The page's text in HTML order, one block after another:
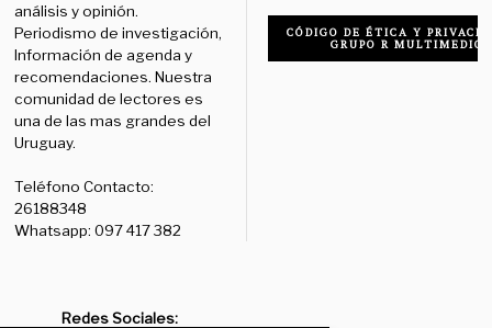
análisis y opinión.
Periodismo de investigación,
Información de agenda y
recomendaciones. Nuestra
comunidad de lectores es
una de las mas grandes del
Uruguay.
Teléfono Contacto:
26188348
Whatsapp: 097 417 382
CÓDIGO DE ÉTICA Y
GRUPO R MULTIMEDIO
Redes Sociales: